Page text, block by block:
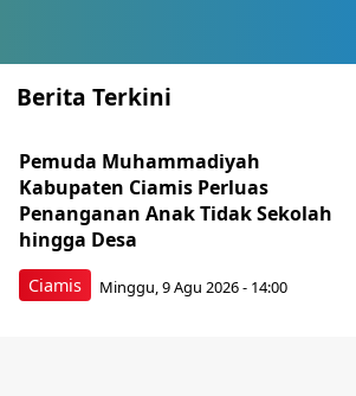
Berita Terkini
Ciamis
Pemuda Muhammadiyah
Kabupaten Ciamis Perluas
Penanganan Anak Tidak Sekolah
hingga Desa
Minggu, 9 Agu 2026 - 14:00